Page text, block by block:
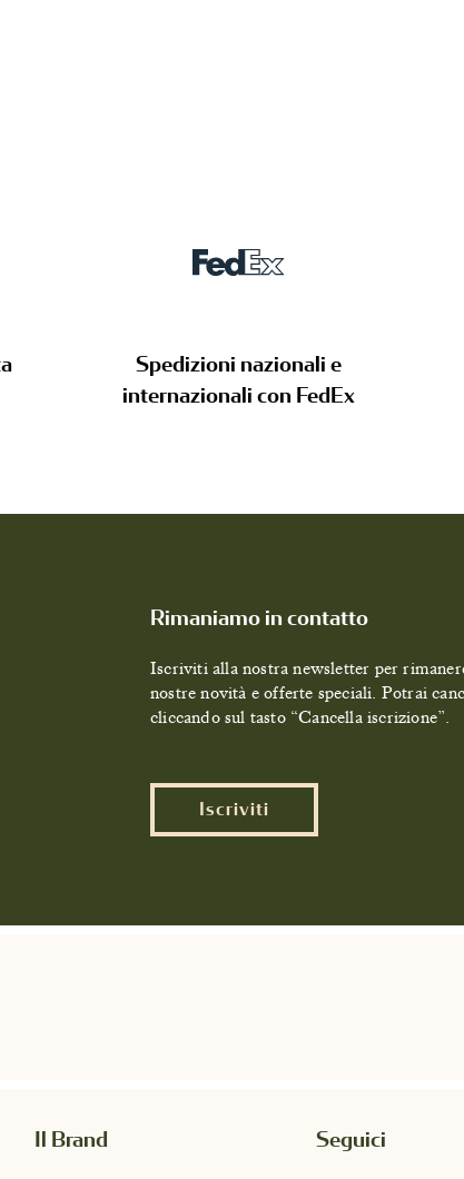
Spedizioni nazionali e
internazionali con FedEx
Rimaniamo in contatto
Iscriviti alla nostra newsletter per
nostre novità e offerte speciali. Potrai
cliccando sul tasto “Cancella iscrizione”.
Iscriviti
Il Brand Seguici